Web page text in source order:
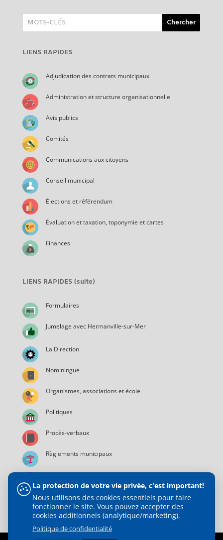
LIENS RAPIDES
Adjudication des contrats municipaux
Administration et structure organisationnelle
Avis publics
Comités
Communications aux citoyens
Conseil municipal
Élections et référendum
Évaluation et taxation, toponymie et cartes
Finances
LIENS RAPIDES (suite)
Formulaires
Jumelage avec Hermanville-sur-Mer
La Direction
Nominingue
Organismes, associations et école
Politiques
Procès-verbaux
Règlements municipaux
Services municipaux
La protection de votre vie privée, c'est important!
Nous utilisons des cookies essentiels pour faire
fonctionner le site. Vous pouvez accepter des
cookies additionnels (analytique/marketing).
Politique de confidentialité